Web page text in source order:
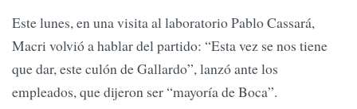
Este lunes, en una visita al laboratorio Pablo Cassará,
Macri volvió a hablar del partido: “Esta vez se nos tiene
que dar, este culón de Gallardo”, lanzó ante los
empleados, que dijeron ser “mayoría de Boca”.